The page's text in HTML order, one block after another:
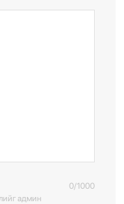
админ
0/1000